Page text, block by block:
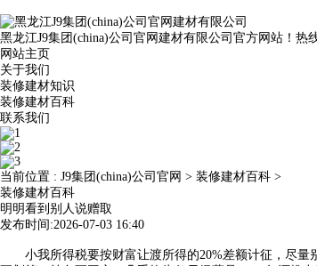
黑龙江J9集团(china)公司官网建材有限公司官方网站！热
网站主页
关于我们
装修建材知识
装修建材百科
联系我们
当前位置 : J9集团(china)公司官网 > 装修建材百科 >
装修建材百科
明明看到别人说赠取
发布时间:2026-07-03 16:40
小我所得税要按财富让渡所得的20%差额计征，尽量